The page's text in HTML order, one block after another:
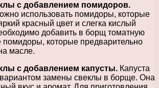
с добавлением помидоров.
использовать помидоры, которые
красный цвет и слегка кислый
добавить в борщ томатную
помидоры, которые предварительно
масле.
с добавлением капусты. Капуста
вариантом замены свеклы в борще. Она